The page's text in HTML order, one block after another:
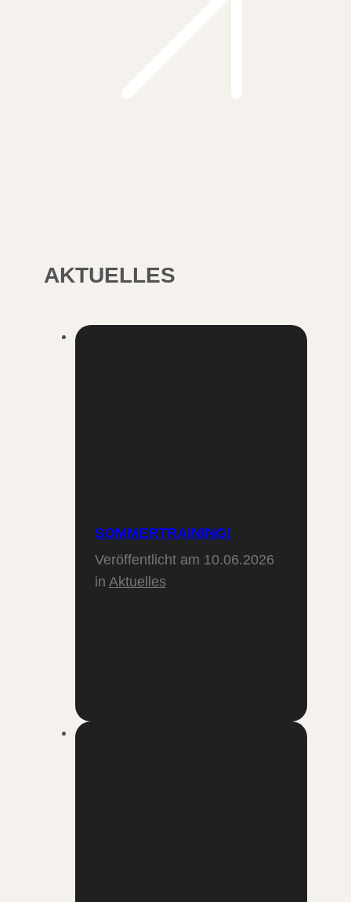
AKTUELLES
SOMMERTRAINING!
Veröffentlicht am 10.06.2026
in Aktuelles